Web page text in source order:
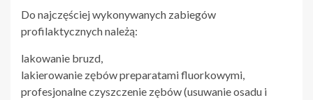
Do najczęściej wykonywanych zabiegów
profilaktycznych należą:
lakowanie bruzd,
lakierowanie zębów preparatami fluorkowymi,
profesjonalne czyszczenie zębów (usuwanie osadu i